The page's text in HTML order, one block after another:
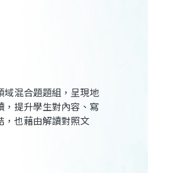
域混合題題組，呈現地
提升學生對內容、寫
，也藉由解讀對照文